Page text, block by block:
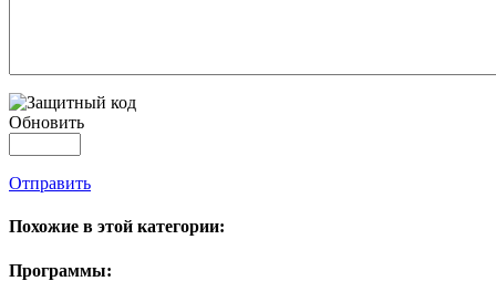
Обновить
Отправить
Похожие в этой категории:
Программы: